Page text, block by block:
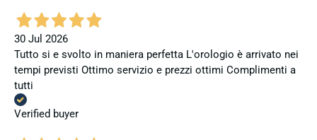
30 Jul 2026
Tutto si e svolto in maniera perfetta L'orologio è arrivato nei
tempi previsti Ottimo servizio e prezzi ottimi Complimenti a
tutti
Verified buyer